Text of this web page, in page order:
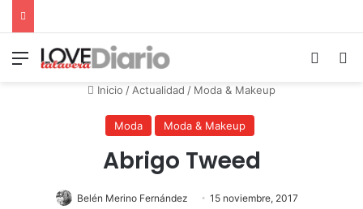
Menú
Inicio /Actualidad / Moda & Makeup
Moda Moda & Makeup
Abrigo Tweed
Belén Merino Fernández 15 noviembre, 2017